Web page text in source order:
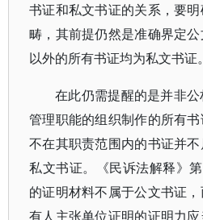
书证和私文书证的关系，要
畴，其前提仍然是准确界定
以外的所有书证均为私文书证。
在此仍需提醒的是并非
管理职能的组织制作的所有
不在其职责范围内的书证并
私文书证。《民诉法解释》
的证明材料不属于公文书证
有人主张单位证明的证明力